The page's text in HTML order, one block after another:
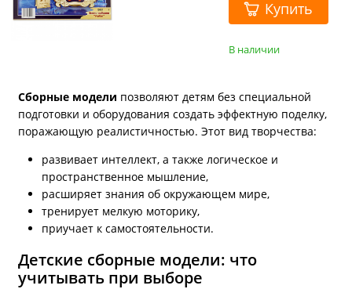
Купить
В наличии
Cборные модели позволяют детям без специальной
подготовки и оборудования создать эффектную поделку,
поражающую реалистичностью. Этот вид творчества:
развивает интеллект, а также логическое и
пространственное мышление,
расширяет знания об окружающем мире,
тренирует мелкую моторику,
приучает к самостоятельности.
Детские сборные модели: что
учитывать при выборе